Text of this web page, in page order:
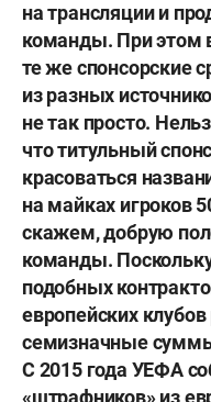
на трансляции и
команды. При этом
те же спонсорские
из разных
не так просто.
что титульный
красоваться
на майках игроков
скажем, добрую
команды.
подобных
европейских
семизначные
С 2015 года УЕФА
«штрафников» из